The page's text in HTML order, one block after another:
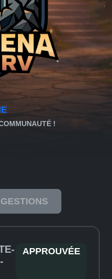
!
APPROUVÉE